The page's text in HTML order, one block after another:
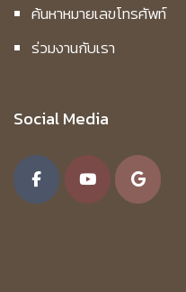
ค้นหาหมายเลขโทรศัพท์
ร่วมงานกับเรา
Social Media